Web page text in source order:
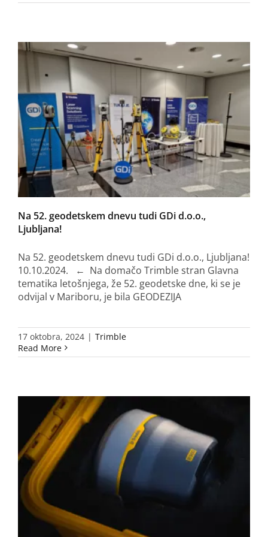
Na 52. geodetskem dnevu tudi GDi d.o.o.,
Ljubljana!
Na 52. geodetskem dnevu tudi GDi d.o.o., Ljubljana!
10.10.2024. ← Na domačo Trimble stran Glavna
tematika letošnjega, že 52. geodetske dne, ki se je
odvijal v Mariboru, je bila GEODEZIJA
17 oktobra, 2024 | Trimble
Read More